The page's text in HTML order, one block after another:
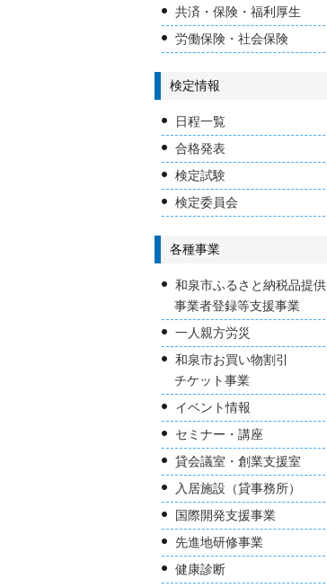
共済・保険・福利厚生
労働保険・社会保険
検定情報
日程一覧
合格発表
検定試験
検定委員会
各種事業
和泉市ふるさと納税品提供
事業者登録等支援事業
一人親方労災
和泉市お買い物割引
チケット事業
イベント情報
セミナー・講座
貸会議室・創業支援室
入居施設（貸事務所）
国際開発支援事業
先進地研修事業
健康診断